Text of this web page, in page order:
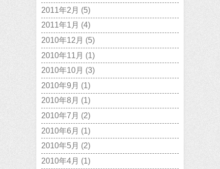
2011年2月 (5)
2011年1月 (4)
2010年12月 (5)
2010年11月 (1)
2010年10月 (3)
2010年9月 (1)
2010年8月 (1)
2010年7月 (2)
2010年6月 (1)
2010年5月 (2)
2010年4月 (1)